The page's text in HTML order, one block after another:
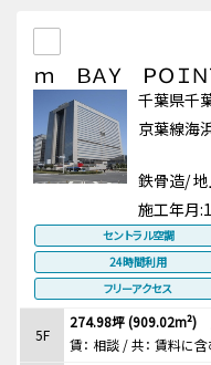
ｍ ＢＡＹ ＰＯＩＮ
千葉県千
京葉線海
鉄骨造/
施工年月:
セントラル空調
24時間利用
フリーアクセス
5F
274.98坪 (909.02m²)
賃： 相談 / 共： 賃料に含